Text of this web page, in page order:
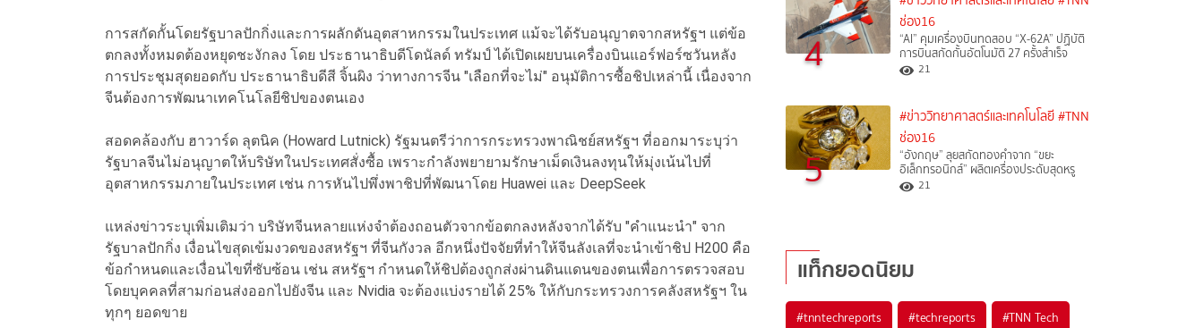
การสกัดกั้นโดยรัฐบาลปักกิ่งและการผลักดันอุตสาหกรรมในประเทศ แม้จะได้รับอนุญาตจากสหรัฐฯ แต่ข้อ
ตกลงทั้งหมดต้องหยุดชะงักลง โดย ประธานาธิบดีโดนัลด์ ทรัมป์ ได้เปิดเผยบนเครื่องบินแอร์ฟอร์ซวันหลัง
การประชุมสุดยอดกับ ประธานาธิบดีสี จิ้นผิง ว่าทางการจีน "เลือกที่จะไม่" อนุมัติการซื้อชิปเหล่านี้ เนื่องจาก
จีนต้องการพัฒนาเทคโนโลยีชิปของตนเอง
สอดคล้องกับ ฮาวาร์ด ลุตนิค (Howard Lutnick) รัฐมนตรีว่าการกระทรวงพาณิชย์สหรัฐฯ ที่ออกมาระบุว่า
รัฐบาลจีนไม่อนุญาตให้บริษัทในประเทศสั่งซื้อ เพราะกำลังพยายามรักษาเม็ดเงินลงทุนให้มุ่งเน้นไปที่
อุตสาหกรรมภายในประเทศ เช่น การหันไปพึ่งพาชิปที่พัฒนาโดย Huawei และ DeepSeek
แหล่งข่าวระบุเพิ่มเติมว่า บริษัทจีนหลายแห่งจำต้องถอนตัวจากข้อตกลงหลังจากได้รับ "คำแนะนำ" จาก
รัฐบาลปักกิ่ง เงื่อนไขสุดเข้มงวดของสหรัฐฯ ที่จีนกังวล อีกหนึ่งปัจจัยที่ทำให้จีนลังเลที่จะนำเข้าชิป H200 คือ
ข้อกำหนดและเงื่อนไขที่ซับซ้อน เช่น สหรัฐฯ กำหนดให้ชิปต้องถูกส่งผ่านดินแดนของตนเพื่อการตรวจสอบ
โดยบุคคลที่สามก่อนส่งออกไปยังจีน และ Nvidia จะต้องแบ่งรายได้ 25% ให้กับกระทรวงการคลังสหรัฐฯ ใน
ทุกๆ ยอดขาย
4
ช่อง16
“AI” คุมเครื่องบินทดสอบ “X-62A” ปฏิบัติ
การบินสกัดกั้นอัตโนมัติ 27 ครั้งสำเร็จ
21
5
#ข่าววิทยาศาสตร์และเทคโนโลยี #TNN
ช่อง16
“อังกฤษ” ลุยสกัดทองคำจาก “ขยะ
อิเล็กทรอนิกส์” ผลิตเครื่องประดับสุดหรู
21
แท็กยอดนิยม
#tnntechreports #techreports #TNN Tech